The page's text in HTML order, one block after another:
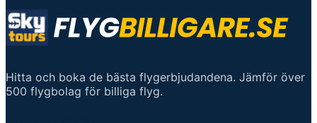
Hitta och boka de bästa flygerbjudandena. Jämför över
500 flygbolag för billiga flyg.